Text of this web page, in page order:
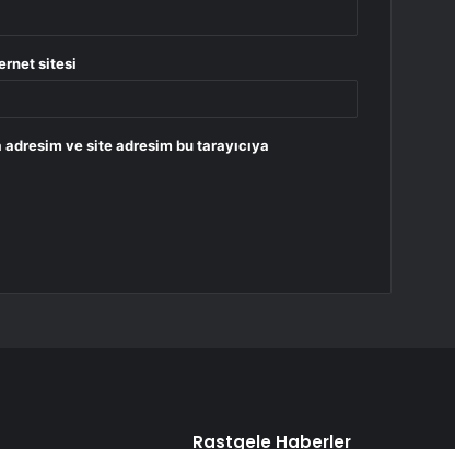
sitesi
ve site adresim bu tarayıcıya
Rastgele Haberler